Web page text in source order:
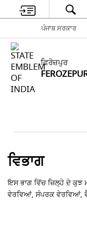
ਪੰਜਾਬ ਸਰਕਾਰ
ਫ਼ਿਰੋਜ਼ਪੁਰ
ਵਿਭਾਗ
ਇਸ ਭਾਗ ਵਿੱਚ ਜ਼ਿਲ੍ਹੇ ਦੇ ਕੁਝ
ਵੇਰਵਿਆਂ, ਸੰਪਰਕ ਵੇਰਵਿਆਂ,